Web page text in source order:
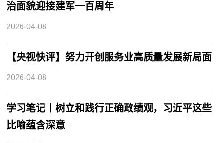
治面貌迎接建军一百周年
2026-04-08
【央视快评】努力开创服务业高质量发展新局面
2026-04-08
学习笔记丨树立和践行正确政绩观，习近平这些
比喻蕴含深意